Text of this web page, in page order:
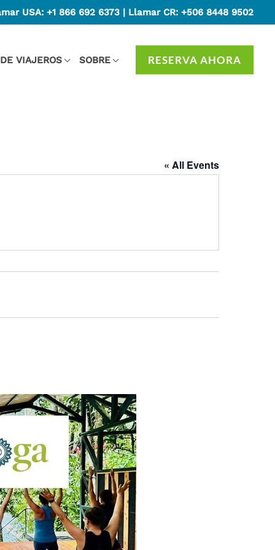
USA: +1 866 692 6373 | Llamar CR: +506 8448 9502
VIAJEROS SOBRE RESERVA AHORA
« All Events